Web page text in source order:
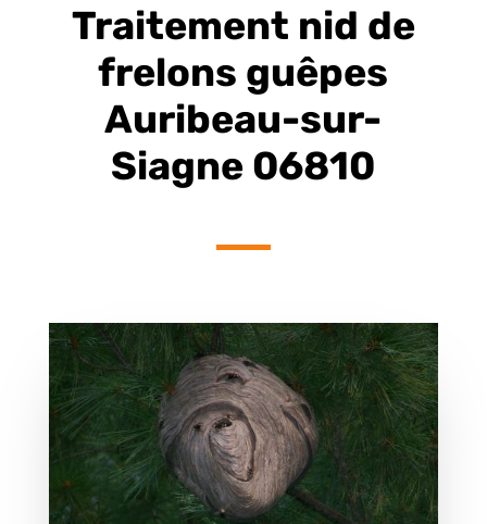
Traitement nid de
frelons guêpes
Auribeau-sur-
Siagne 06810